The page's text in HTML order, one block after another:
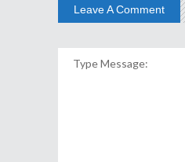
Leave A Comment